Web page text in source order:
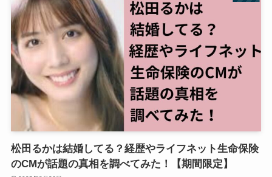
松田るかは結婚してる？経歴やライフネット生命保険
のCMが話題の真相を調べてみた！【期間限定】